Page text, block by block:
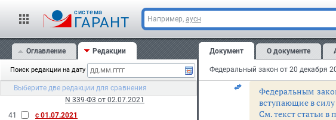
cистема
ГАРАНТ Например, аусн
Оглавление Редакции
Поиск редакции на дату
Выберите две редакции для сравнения
N 486-Ф3 от 30.12.2021
с 01.01.2022
с изм. N 445-Ф3 от 30.12.2021
2021
42
с 13.07.2021
с изм.
N 338-Ф3 от 02.07.2021
N 339-Ф3 от 02.07.2021
41
с 01.07.2021
Документ О документе
7. Особенности
возникающих в
определяются
Российской
Федеральным
вступающие в силу
См. текст статьи